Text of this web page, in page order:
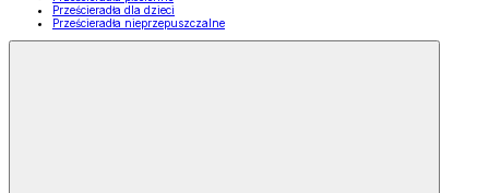
Prześcieradła dla dzieci
Prześcieradła nieprzepuszczalne